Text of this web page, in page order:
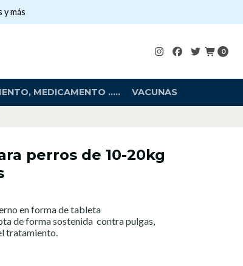
0
MEDICAMENTO ..... VACUNAS
más
perros de 10-20kg
en forma de tableta
de forma sostenida contra pulgas,
tratamiento.